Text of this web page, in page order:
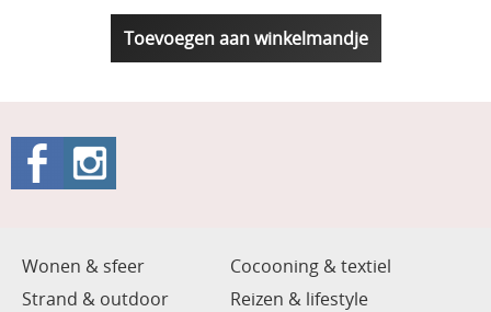
Toevoegen aan winkelmandje
Wonen & sfeer
Cocooning & textiel
Strand & outdoor
Reizen & lifestyle